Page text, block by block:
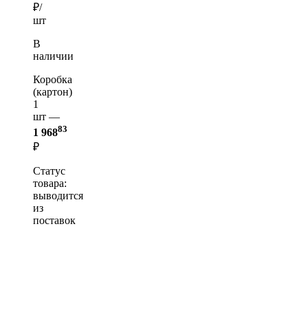
₽/
шт
В
наличии
Коробка
(картон)
1
шт —
1 96883
₽
Статус
товара:
выводится
из
поставок